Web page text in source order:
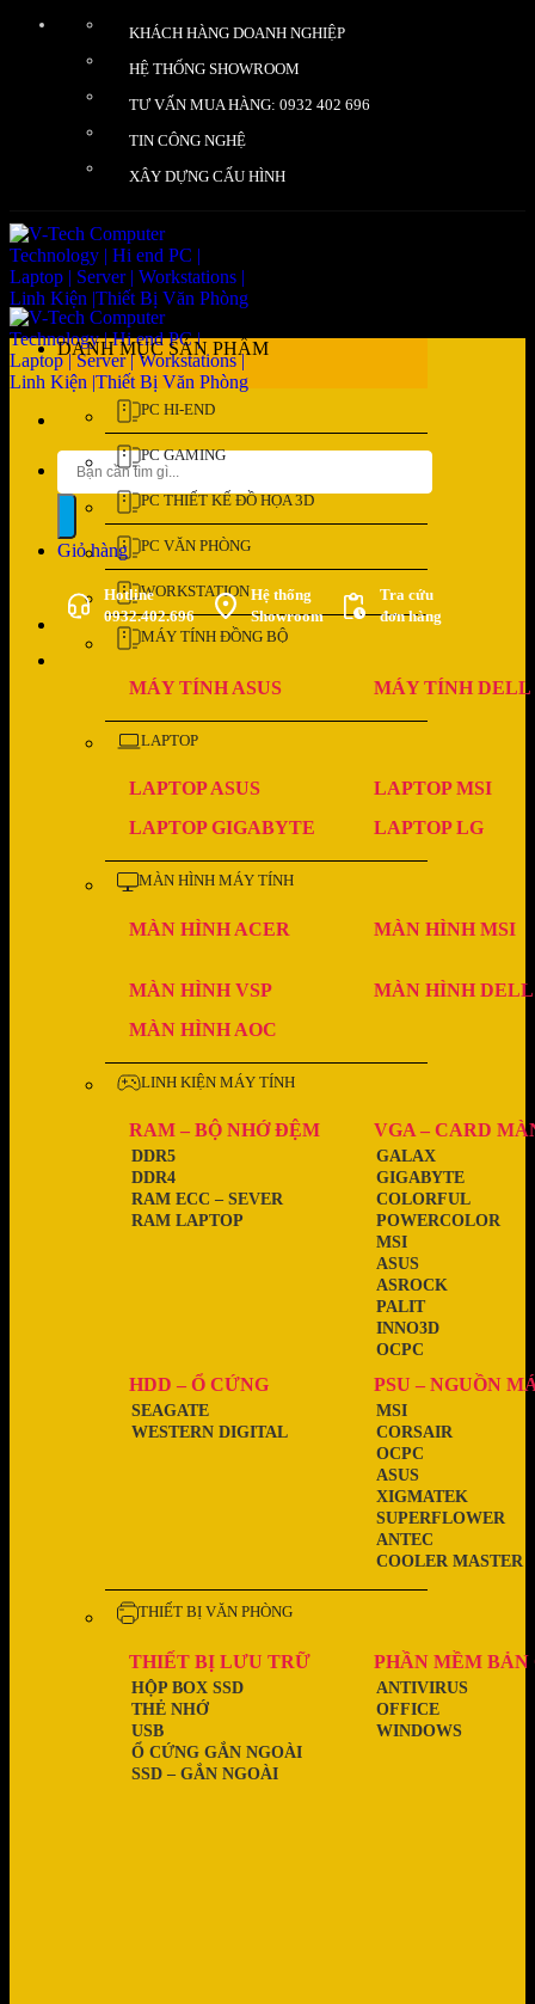
KHÁCH HÀNG DOANH NGHIỆP
HỆ THỐNG SHOWROOM
TƯ VẤN MUA HÀNG: 0932 402 696
TIN CÔNG NGHỆ
XÂY DỰNG CẤU HÌNH
Tìm
kiếm:
Giỏ hàng
Hotline
0932.402.696
Hệ thống
Showroom
Tra cứu
đơn hàng
DANH MỤC SẢN PHẨM
PC HI-END
PC GAMING
PC THIẾT KẾ ĐỒ HỌA 3D
PC VĂN PHÒNG
WORKSTATION
MÁY TÍNH ĐỒNG BỘ
MÁY TÍNH ASUS MÁY TÍNH DELL
LAPTOP
LAPTOP ASUS
LAPTOP MSI
LAPTOP GIGABYTE
LAPTOP LG
MÀN HÌNH MÁY TÍNH
MÀN HÌNH ACER MÀN HÌNH MSI
MÀN HÌNH VSP
MÀN HÌNH DELL
MÀN HÌNH AOC
LINH KIỆN MÁY TÍNH
RAM – BỘ NHỚ ĐỆM
RAM LAPTOP
RAM ECC – SEVER
DDR4
DDR5
VGA – CARD
OCPC
INNO3D
PALIT
ASROCK
ASUS
MSI
POWERCOLOR
COLORFUL
GIGABYTE
GALAX
HDD – Ổ CỨNG
WESTERN DIGITAL
SEAGATE
PSU – NGUỒN
COOLER MASTER
ANTEC
SUPERFLOWER
XIGMATEK
ASUS
OCPC
CORSAIR
MSI
THIẾT BỊ VĂN PHÒNG
THIẾT BỊ LƯU TRỮ
SSD – GẮN NGOÀI
Ổ CỨNG GẮN NGOÀI
USB
THẺ NHỚ
HỘP BOX SSD
PHẦN MỀM BẢN
WINDOWS
OFFICE
ANTIVIRUS